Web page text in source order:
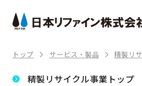
トップ サービス・製品 精製リ
精製リサイクル事業トップ